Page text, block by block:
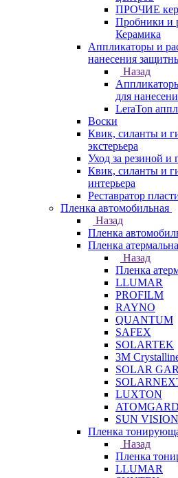
ПРОЧИЕ
Пробники и
Керамика
Аппликаторы и
нанесения
Назад
для
LeraTon
Воски
Квик, силанты и
экстерьера
Уход за резиной и
Квик, силанты и
интерьера
Реставратор
Пленка автомобильная
Назад
Пленка
Пленка
Назад
Пленка
LLUMAR
PROFILM
RAYNO
QUANTUM
SAFEX
SOLARTEK
3M
SOLAR
LUXTON
ATOMGARD
SUN VISION
Пленка
Назад
Пленка
LLUMAR